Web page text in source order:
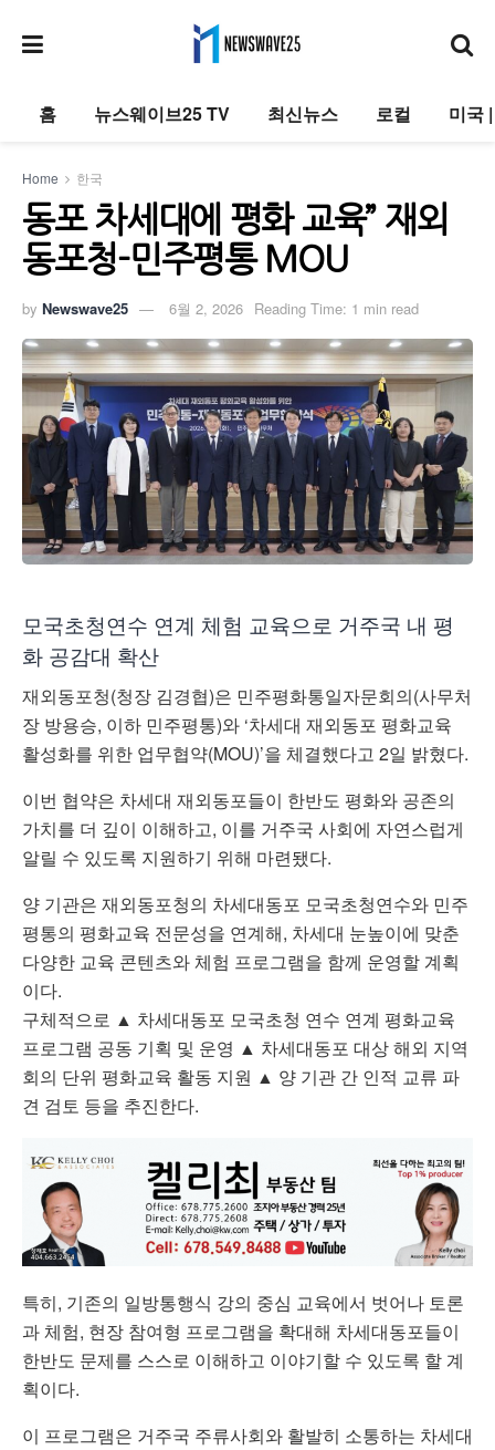
홈 뉴스웨이브25 TV 최신뉴스 로컬 미국
Home 한국
동포 차세대에 평화 교육” 재외
동포청-민주평통 MOU
by Newswave25 6월 2, 2026 Reading Time: 1 min read
모국초청연수 연계 체험 교육으로 거주국 내 평
화 공감대 확산
재외동포청(청장 김경협)은 민주평화통일자문회의(사무처
장 방용승, 이하 민주평통)와 ‘차세대 재외동포 평화교육
활성화를 위한 업무협약(MOU)’을 체결했다고 2일 밝혔다.
이번 협약은 차세대 재외동포들이 한반도 평화와 공존의
가치를 더 깊이 이해하고, 이를 거주국 사회에 자연스럽게
알릴 수 있도록 지원하기 위해 마련됐다.
양 기관은 재외동포청의 차세대동포 모국초청연수와 민주
평통의 평화교육 전문성을 연계해, 차세대 눈높이에 맞춘
다양한 교육 콘텐츠와 체험 프로그램을 함께 운영할 계획
이다.
구체적으로 ▲ 차세대동포 모국초청 연수 연계 평화교육
프로그램 공동 기획 및 운영 ▲ 차세대동포 대상 해외 지역
회의 단위 평화교육 활동 지원 ▲ 양 기관 간 인적 교류 파
견 검토 등을 추진한다.
특히, 기존의 일방통행식 강의 중심 교육에서 벗어나 토론
과 체험, 현장 참여형 프로그램을 확대해 차세대동포들이
한반도 문제를 스스로 이해하고 이야기할 수 있도록 할 계
획이다.
이 프로그램은 거주국 주류사회와 활발히 소통하는 차세대